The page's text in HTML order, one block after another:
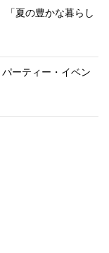
夏の豊かな暮らし
ーティー・イベン